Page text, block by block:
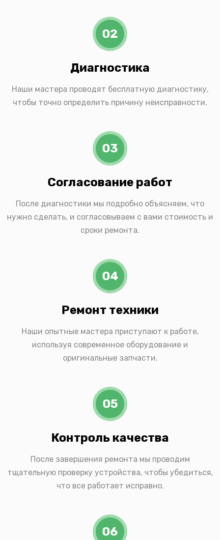
02
Диагностика
Наши мастера проводят бесплатную диагностику,
чтобы точно определить причину неисправности.
03
Согласование работ
После диагностики мы подробно объясняем, что
нужно сделать, и согласовываем с вами стоимость и
сроки ремонта.
04
Ремонт техники
Наши опытные мастера приступают к работе,
используя современное оборудование и
оригинальные запчасти.
05
Контроль качества
После завершения ремонта мы проводим
тщательную проверку устройства, чтобы убедиться,
что все работает исправно.
06